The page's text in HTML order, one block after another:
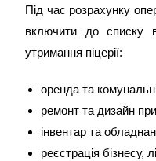
Під час розрахунку
включити до списку
утримання піцерії:
оренда та
ремонт та дизайн
інвентар та
реєстрація бізнесу,